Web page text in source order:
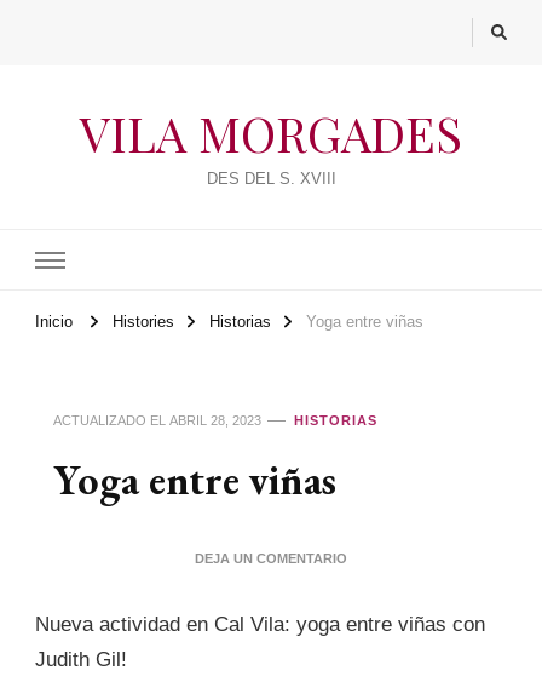
VILA MORGADES
DES DEL S. XVIII
Inicio Histories Historias Yoga entre viñas
ACTUALIZADO EL ABRIL 28, 2023 HISTORIAS
Yoga entre viñas
DEJA UN COMENTARIO
VIÑAS
Nueva actividad en Cal Vila: yoga entre viñas con
Judith Gil!